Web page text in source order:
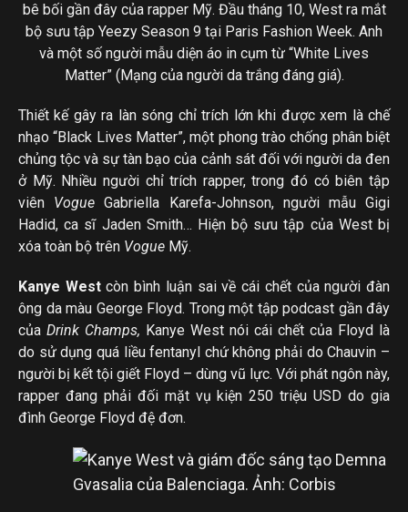
bê bối gần đây của rapper Mỹ. Đầu tháng 10, West ra mắt
bộ sưu tập Yeezy Season 9 tại Paris Fashion Week. Anh
và một số người mẫu diện áo in cụm từ “White Lives
Matter” (Mạng của người da trắng đáng giá).
Thiết kế gây ra làn sóng chỉ trích lớn khi được xem là chế
nhạo “Black Lives Matter”, một phong trào chống phân biệt
chủng tộc và sự tàn bạo của cảnh sát đối với người da đen
ở Mỹ. Nhiều người chỉ trích rapper, trong đó có biên tập
viên Vogue Gabriella Karefa-Johnson, người mẫu Gigi
Hadid, ca sĩ Jaden Smith… Hiện bộ sưu tập của West bị
xóa toàn bộ trên Vogue Mỹ.
Kanye Westcòn bình luận sai về cái chết của người đàn
ông da màu George Floyd. Trong một tập podcast gần đây
của Drink Champs, Kanye West nói cái chết của Floyd là
do sử dụng quá liều fentanyl chứ không phải do Chauvin –
người bị kết tội giết Floyd – dùng vũ lực. Với phát ngôn này,
rapper đang phải đối mặt vụ kiện 250 triệu USD do gia
đình George Floyd đệ đơn.